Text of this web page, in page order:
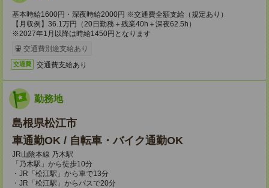
基本時給1600円・深夜時給2000円 ※交通費全額支給（規定あり）
【月収例】36.1万円（20日勤務＋残業40h＋深夜62.5h）
※2027年1月以降は時給1450円となります
交通費別途支給あり
交通費 交通費支給あり
勤務地
島根県松江市
車通勤OK / 自転車・バイク通勤OK
JR山陰本線 乃木駅
「乃木駅」から徒歩10分
・JR「松江駅」から車で13分
・JR「松江駅」からバスで20分